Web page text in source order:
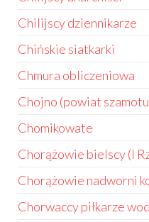
Chilijscy dziennikarze
Chińskie siatkarki
Chmura obliczeniowa
Chojno (powiat
Chomikowate
Chorążowie bielscy (I
Chorążowie nadworni
Chorwaccy piłkarze